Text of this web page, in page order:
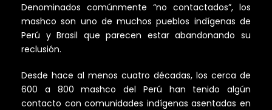
Denominados comúnmente “no contactados”, los
mashco son uno de muchos pueblos indígenas de
Perú y Brasil que parecen estar abandonando su
reclusión.
Desde hace al menos cuatro décadas, los cerca de
600 a 800 mashco del Perú han tenido algún
contacto con comunidades indígenas asentadas en